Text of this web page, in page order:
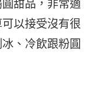
甜品，非常適
以接受沒有很
、冷飲跟粉圓